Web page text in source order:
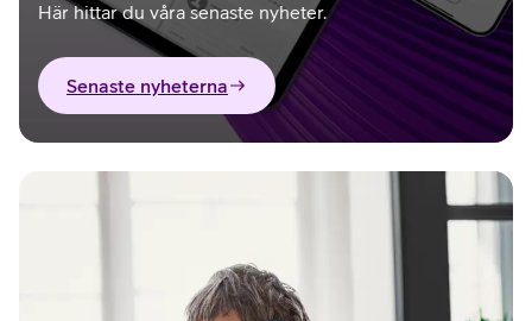
Här hittar du våra senaste nyheter.
Senaste nyheterna